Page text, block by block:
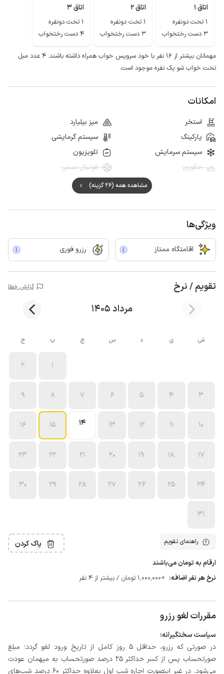
اتاق 1
1 تخت دونفره
3 دست رختخواب
اتاق 2
1 تخت دونفره
3 دست رختخواب
اتاق 3
1 تخت دونفره
4 دست رختخواب
مهمانان بیشتر از ۱۶ نفر با خود سرویس خواب همراه داشته باشند. ۴ عدد مبل
تخت خواب شو یک نفره موجود است.
امکانات
استخر
میز بیلیارد
پارکینگ
سیستم گرمایشی
سیستم سرمایش
تلویزیون
جکوزی
فوتبال دستی
مشاهده همه (26 گزینه)
ویژگی‌ها
اقامتگاه ممتاز رزرو فوری
تقویم / نرخ گزارش خطا
مرداد 1405
ش ی د س چ پ ج
1
2
3
4
5
6
7
8
9
10
11
12
13
14
15
16
17
18
19
20
21
22
23
24
25
26
27
28
29
30
31
راهنمای تقویم پاک کردن
ارقام به تومان می‌باشند
نرخ هر نفر اضافه: +1٬000٬000 تومان / بیشتر از 4 نفر
مقررات لغو رزرو
سیاست سختگیرانه:
در صورتی که رزرو، حداقل 5 روز کامل از تاریخ ورود لغو گردد؛ مبلغ
صورتحساب پس از کسر حداکثر 25 درصد صورتحساب به میهمان عودت
می‌شود. در غیر اینصورت اجاره شب اول بعلاوه حداکثر 60 درصد شب‌های